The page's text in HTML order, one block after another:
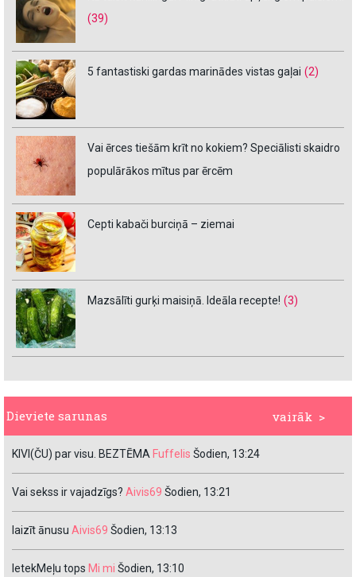
(39)
5 fantastiski gardas marinādes vistas gaļai (2)
Vai ērces tiešām krīt no kokiem? Speciālisti skaidro
populārākos mītus par ērcēm
Cepti kabači burciņā – ziemai
Mazsālīti gurķi maisiņā. Ideāla recepte! (3)
vairāk >
Dieviete sarunas
KIVI(ČU) par visu. BEZTĒMA Fuffelis Šodien, 13:24
Vai sekss ir vajadzīgs? Aivis69 Šodien, 13:21
laizīt ānusu Aivis69 Šodien, 13:13
IetekMeļu tops Mi mi Šodien, 13:10